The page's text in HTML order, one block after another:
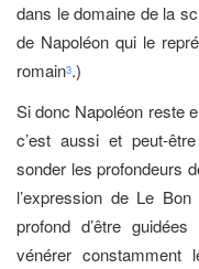
dans le domaine de la
de Napoléon qui le
romain3.)
Si donc Napoléon reste
c’est aussi et peut-
sonder les profondeurs
l’expression de Le
profond d’être
vénérer constamment